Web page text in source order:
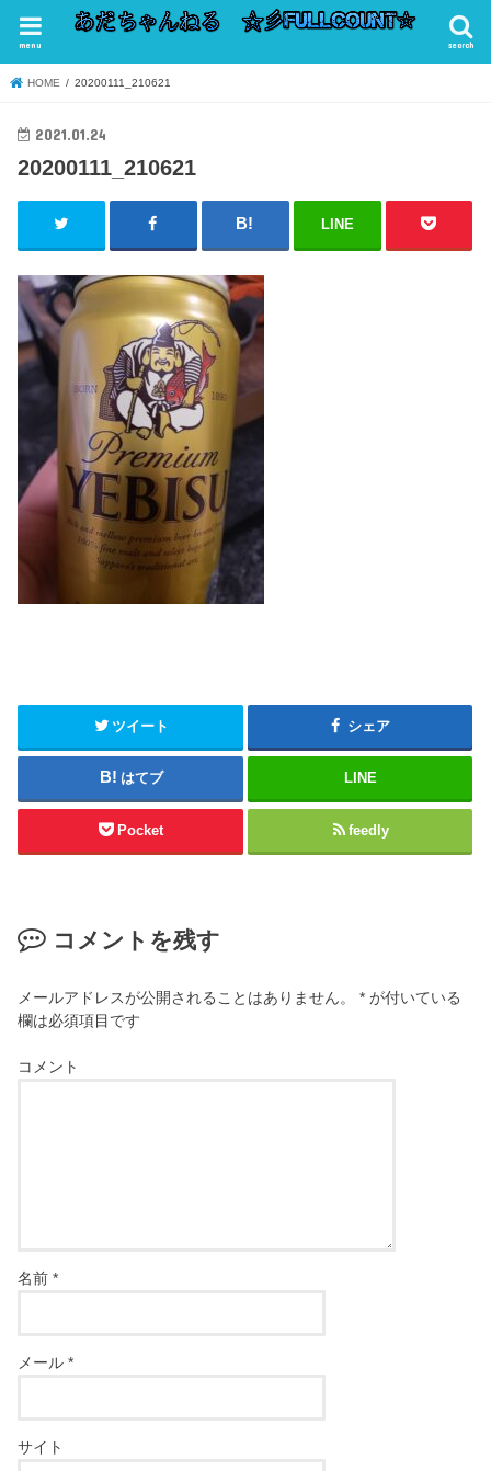
search
menu
HOME 20200111_210621
2021.01.24
20200111_210621
LINE
ツイート シェア
はてブ LINE
Pocket feedly
コメントを残す
メールアドレスが公開されることはありません。 * が付いている
欄は必須項目です
コメント
名前*
メール*
サイト